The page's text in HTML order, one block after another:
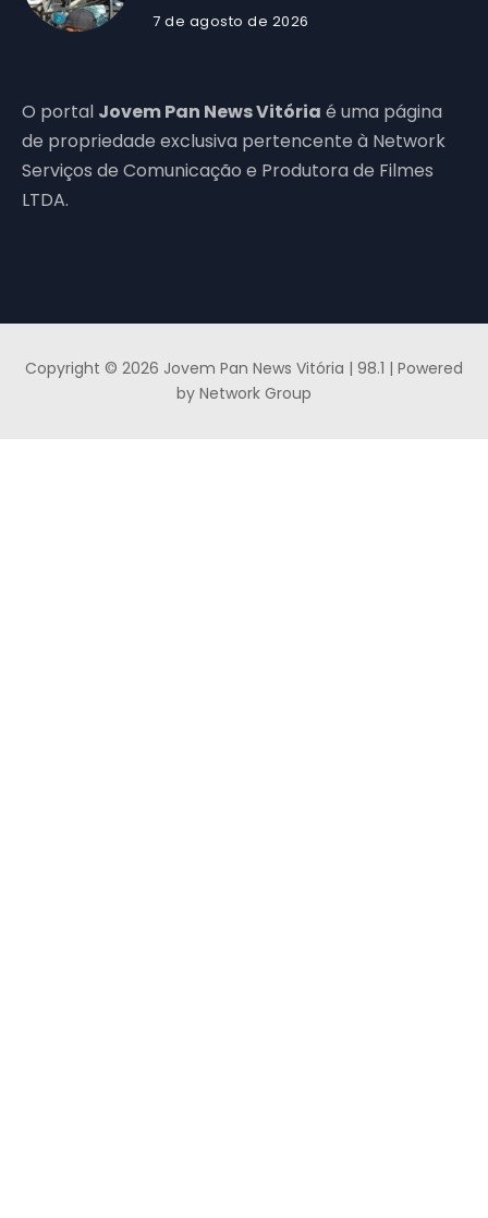
7 de agosto de 2026
O portal Jovem Pan News Vitória é uma página
de propriedade exclusiva pertencente à Network
Serviços de Comunicação e Produtora de Filmes
LTDA.
Copyright © 2026 Jovem Pan News Vitória | 98.1 | Powered
by Network Group